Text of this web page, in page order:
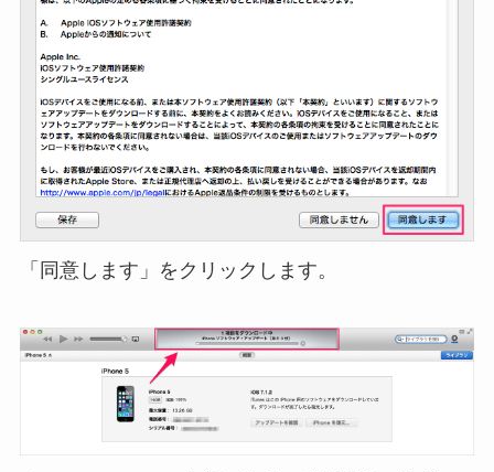
「同意します」をクリックします。